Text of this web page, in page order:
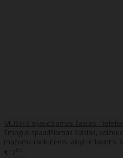
MUSHIE spaudžiamas žaislas -
Smagus spaudžiamas žaislas,
mažoms rankutėms laikyti ir lavintis.
€1350